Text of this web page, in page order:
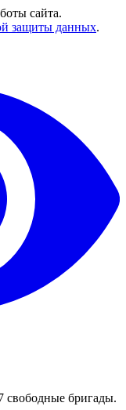
сайта.
защиты данных.
свободные бригады.